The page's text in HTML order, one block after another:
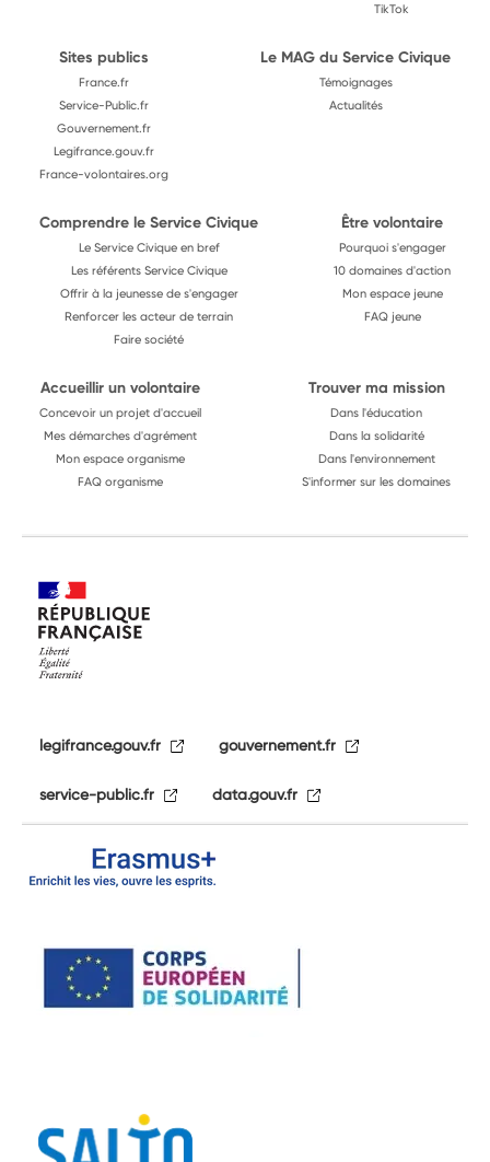
TikTok
Sites publics
France.fr
Service-Public.fr
Gouvernement.fr
Legifrance.gouv.fr
France-volontaires.org
Le MAG du Service Civique
Témoignages
Actualités
Comprendre le Service Civique
Le Service Civique en bref
Les référents Service Civique
Offrir à la jeunesse de s'engager
Renforcer les acteur de terrain
Faire société
Être volontaire
Pourquoi s'engager
10 domaines d'action
Mon espace jeune
FAQ jeune
Accueillir un volontaire
Concevoir un projet d'accueil
Mes démarches d'agrément
Mon espace organisme
FAQ organisme
Trouver ma mission
Dans l'éducation
Dans la solidarité
Dans l'environnement
S'informer sur les domaines
legifrance.gouv.fr gouvernement.fr
service-public.fr data.gouv.fr